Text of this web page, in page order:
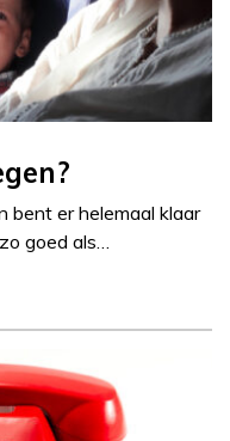
bent er helemaal klaar
goed als…